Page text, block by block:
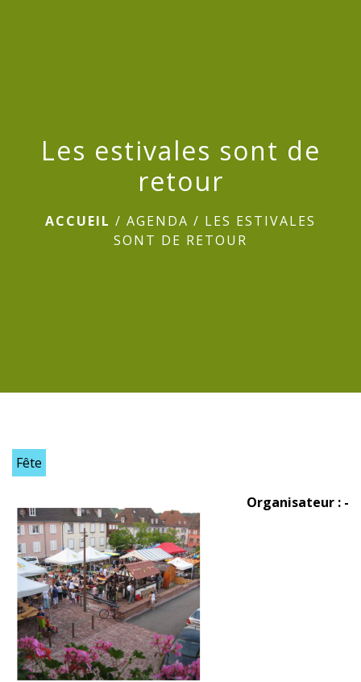
Les estivales sont de
retour
ACCUEIL / AGENDA / LES ESTIVALES
SONT DE RETOUR
Fête
Organisateur : -